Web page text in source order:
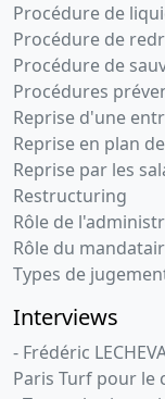
Procédure de
Procédure de
Procédure de
Procédures
Reprise d'une
Reprise en plan
Reprise par les
Restructuring
Rôle de
Rôle du
Types de
Interviews
- Frédéric
Paris Turf pour le